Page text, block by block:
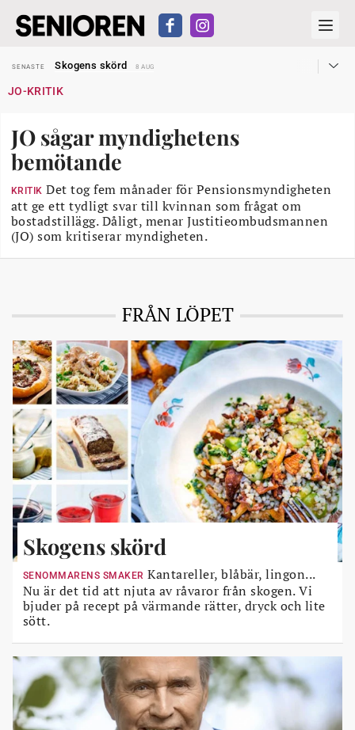
SENASTE
Skogens skörd
8 AUG
SENASTE
Reform för äldre kan bli slag i luften
SENASTE
Snart kan telefonförsäljning förbjudas i Sverige
SENASTE
Hyror rusar ifrån äldres bostadstillägg
SENASTE
Skogens skörd
JO-KRITIK
JO sågar myndighetens
bemötande
KRITIK Det tog fem månader för Pensionsmyndigheten
att ge ett tydligt svar till kvinnan som frågat om
bostadstillägg. Dåligt, menar Justitieombudsmannen
(JO) som kritiserar myndigheten.
FRÅN LÖPET
Skogens skörd
SENOMMARENS SMAKER Kantareller, blåbär, lingon...
Nu är det tid att njuta av råvaror från skogen. Vi
bjuder på recept på värmande rätter, dryck och lite
sött.